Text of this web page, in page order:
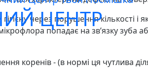
ЦЕНТР
через порушення кількості і
попадає на зв’язку зуба
коренів - (в нормі ця чутлива